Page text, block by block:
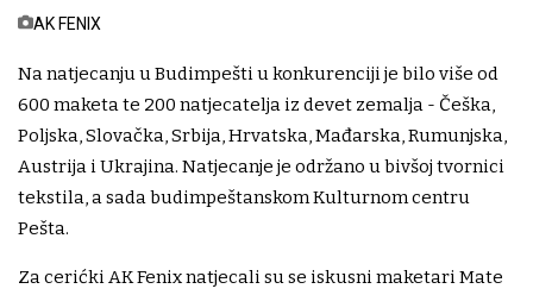
AK FENIX
Na natjecanju u Budimpešti u konkurenciji je bilo više od
600 maketa te 200 natjecatelja iz devet zemalja - Češka,
Poljska, Slovačka, Srbija, Hrvatska, Mađarska, Rumunjska,
Austrija i Ukrajina. Natjecanje je održano u bivšoj tvornici
tekstila, a sada budimpeštanskom Kulturnom centru
Pešta.
Za cerićki AK Fenix natjecali su se iskusni maketari Mate